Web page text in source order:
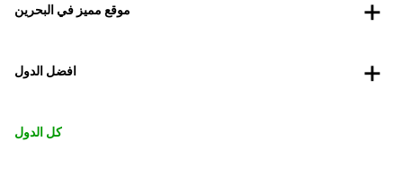
موقع مميز في البحرين
افضل الدول
كل الدول